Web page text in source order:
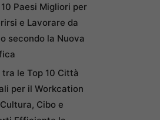
Paesi Migliori per
e Lavorare da
secondo la Nuova
tra le Top 10 Città
per il Workcation
Cibo e